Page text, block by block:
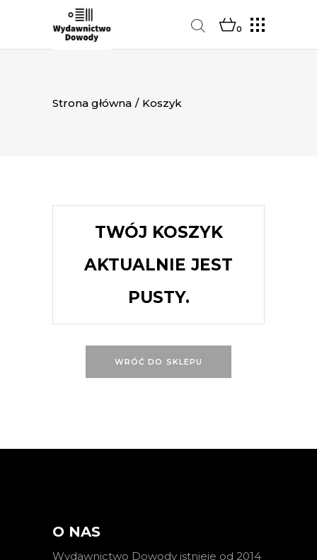
0
Strona główna / Koszyk
TWÓJ KOSZYK
AKTUALNIE JEST
PUSTY.
WRÓĆ DO SKLEPU
O NAS
Wydawnictwo Dowody istnieje od 2014